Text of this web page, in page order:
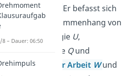
Wärmelehre:
Er befasst sich
mit dem Zusammenhang von
innerer Energie U,
Wärmemenge Qund
mechanischer Arbeit W und
8 – Dauer: 06:50